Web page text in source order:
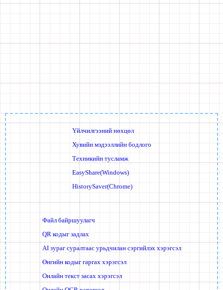
Үйлчилгээний нөхцөл
Хувийн мэдээллийн бодлого
Техникийн тусламж
EasyShare(Windows)
HistorySaver(Chrome)
Файл байршуулагч
QR кодыг задлах
AI зураг суралтаас урьдчилан сэргийлэх хэрэгсэл
Өнгийн кодыг гаргах хэрэгсэл
Онлайн текст засах хэрэгсэл